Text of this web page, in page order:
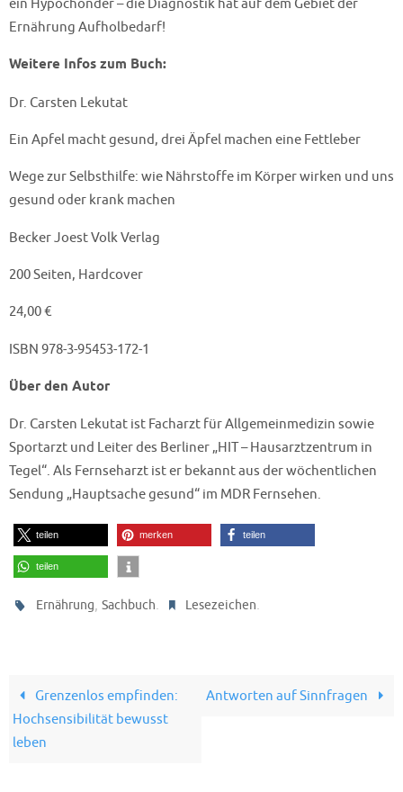
ein Hypochonder – die Diagnostik hat auf dem Gebiet der
Ernährung Aufholbedarf!
Weitere Infos zum Buch:
Dr. Carsten Lekutat
Ein Apfel macht gesund, drei Äpfel machen eine Fettleber
Wege zur Selbsthilfe: wie Nährstoffe im Körper wirken und uns
gesund oder krank machen
Becker Joest Volk Verlag
200 Seiten, Hardcover
24,00 €
ISBN 978-3-95453-172-1
Über den Autor
Dr. Carsten Lekutat ist Facharzt für Allgemeinmedizin sowie
Sportarzt und Leiter des Berliner „HIT – Hausarztzentrum in
Tegel“. Als Fernseharzt ist er bekannt aus der wöchentlichen
Sendung „Hauptsache gesund“ im MDR Fernsehen.
teilen merken teilen
teilen
Ernährung,Sachbuch. Lesezeichen.
Grenzenlos empfinden:
Hochsensibilität bewusst
leben
Antworten auf Sinnfragen